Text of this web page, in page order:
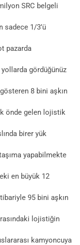
SRC belgeli
sadece 1/3’ü
pazarda
gördüğünüz
gösteren 8 bini aşkın
önde gelen lojistik
birer yük
yapabilmekte
en büyük 12
95 bini aşkın
lojistiğin
kamyoncuya